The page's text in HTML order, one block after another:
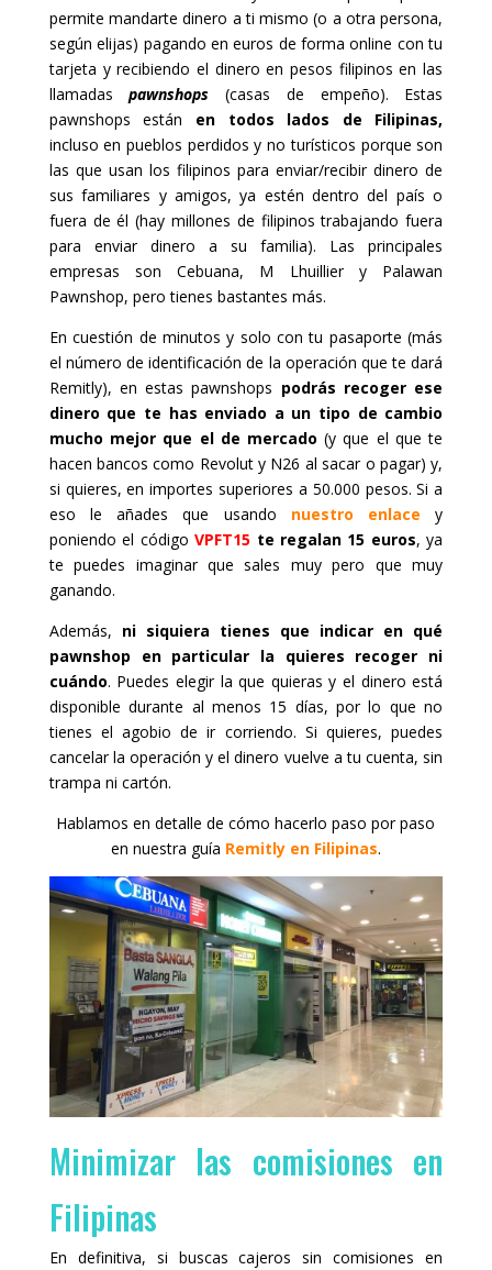
permite mandarte dinero a ti mismo (o a otra persona,
según elijas) pagando en euros de forma online con tu
tarjeta y recibiendo el dinero en pesos filipinos en las
llamadaspawnshops (casas de empeño). Estas
pawnshops están en todos lados de Filipinas,
incluso en pueblos perdidos y no turísticos porque son
las que usan los filipinos para enviar/recibir dinero de
sus familiares y amigos, ya estén dentro del país o
fuera de él (hay millones de filipinos trabajando fuera
para enviar dinero a su familia). Las principales
empresas son Cebuana, M Lhuillier y Palawan
Pawnshop, pero tienes bastantes más.
En cuestión de minutos y solo con tu pasaporte (más
el número de identificación de la operación que te dará
Remitly), en estas pawnshops podrás recoger ese
dinero que te has enviado a un tipo de cambio
mucho mejor que el de mercado (y que el que te
hacen bancos como Revolut y N26 al sacar o pagar) y,
si quieres, en importes superiores a 50.000 pesos. Si a
eso le añades que usando nuestro enlace y
poniendo el códigoVPFT15 te regalan 15 euros, ya
te puedes imaginar que sales muy pero que muy
ganando.
Además, ni siquiera tienes que indicar en qué
pawnshop en particular la quieres recoger ni
cuándo. Puedes elegir la que quieras y el dinero está
disponible durante al menos 15 días, por lo que no
tienes el agobio de ir corriendo. Si quieres, puedes
cancelar la operación y el dinero vuelve a tu cuenta, sin
trampa ni cartón.
Hablamos en detalle de cómo hacerlo paso por paso
en nuestra guía Remitly en Filipinas.
Minimizar las comisiones en
Filipinas
En definitiva, si buscas cajeros sin comisiones en